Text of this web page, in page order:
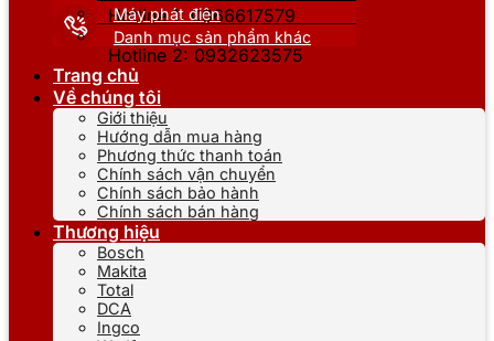
Hotline 1: 0866617579
Hotline 2: 0932623575
Máy phát điện
Danh mục sản phẩm khác
Trang chủ
Về chúng tôi
Giới thiệu
Hướng dẫn mua hàng
Phương thức thanh toán
Chính sách vận chuyển
Chính sách bảo hành
Chính sách bán hàng
Thương hiệu
Bosch
Makita
Total
DCA
Ingco